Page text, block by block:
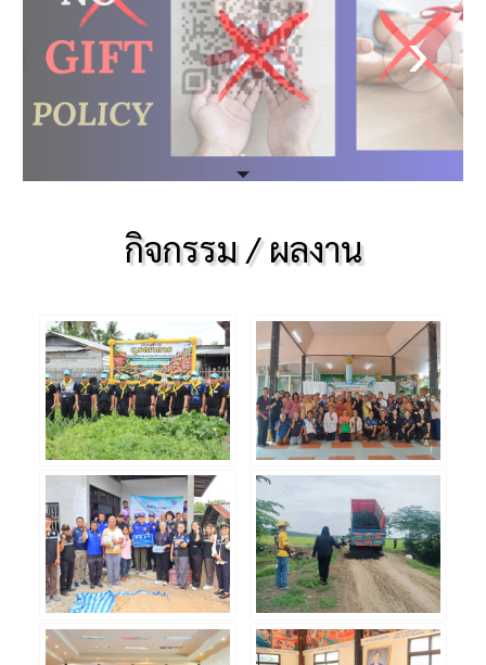
กิจกรรม / ผลงาน